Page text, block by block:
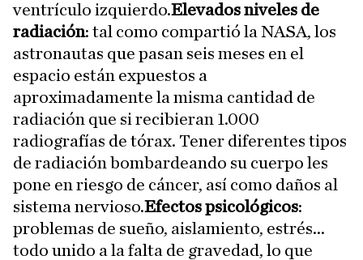
ventrículo izquierdo.Elevados niveles de
radiación: tal como compartió la NASA, los
astronautas que pasan seis meses en el
espacio están expuestos a
aproximadamente la misma cantidad de
radiación que si recibieran 1.000
radiografías de tórax. Tener diferentes tipos
de radiación bombardeando su cuerpo les
pone en riesgo de cáncer, así como daños al
sistema nervioso.Efectos psicológicos:
problemas de sueño, aislamiento, estrés...
todo unido a la falta de gravedad, lo que